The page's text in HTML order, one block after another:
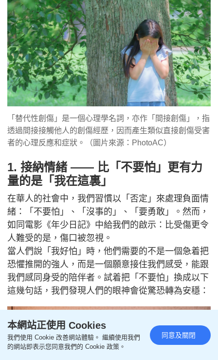
「替代性創傷」是一個心理學名詞，亦作「間接創傷」，指
透過間接接觸他人的創傷經歷，因而產生類似直接創傷受害
者的心理反應和症狀。（圖片來源：PhotoAC）
1. 接納情緒 —— 比「不要怕」更有力
量的是「我在這裏」
在華人的社會中，我們習慣以「否定」來處理負面情
緒：「不要怕」、「沒事的」、「要勇敢」。然而，
如同電影《年少日記》中給我們的啟示：比受傷更令
人難受的是，傷口被忽視。
當人們說「我好怕」時，他們需要的不是一個急着把
恐懼推開的強人，而是一個願意接住我們感受，能跟
我們感同身受的陪伴者。試着把「不要怕」換成以下
這幾句話，我們發現人們的眼神會從驚恐轉為安穩：
本網站正使用 Cookies
我們使用 Cookie 改善網站體驗。 繼續使用我們
的網站即表示您同意我們的 Cookie 政策。
同意及關閉